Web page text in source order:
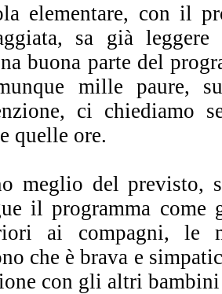
elementare, con il
sa già
buona parte del
mille paure,
ci chiediamo
quelle ore.
meglio del previsto,
il programma
ai compagni, le
che è brava e
con gli altri